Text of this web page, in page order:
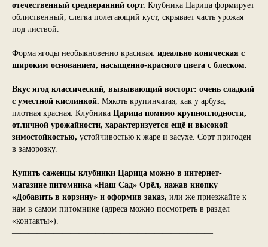
отечественный среднеранний сорт. Клубника Царица формирует
облиственный, слегка полегающий куст, скрывает часть урожая
под листвой.
Форма ягоды необыкновенно красивая: идеально коническая с
широким основанием, насыщенно-красного цвета с блеском.
Вкус ягод классический, вызывающий восторг: очень сладкий
с уместной кислинкой. Мякоть крупинчатая, как у арбуза,
плотная красная. Клубника Царица помимо крупноплодности,
отличной урожайности, характеризуется ещё и высокой
зимостойкостью, устойчивостью к жаре и засухе. Сорт пригоден
в заморозку.
Купить саженцы клубники Царица можно в интернет-
магазине питомника «Наш Сад» Орёл, нажав кнопку
«Добавить в корзину» и оформив заказ, или же приезжайте к
нам в самом питомнике (адреса можно посмотреть в раздел
«контакты»).
————————————————————————